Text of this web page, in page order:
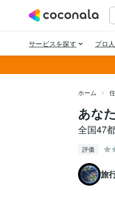
ホーム
あな
全国47
評価
旅